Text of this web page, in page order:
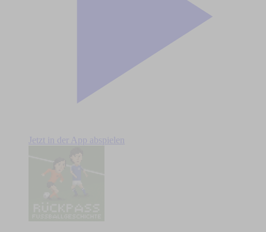
Jetzt in der App abspielen